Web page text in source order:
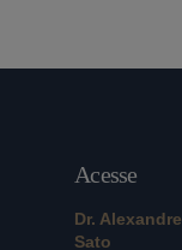
Acesse
Dr. Alexandre
Sato